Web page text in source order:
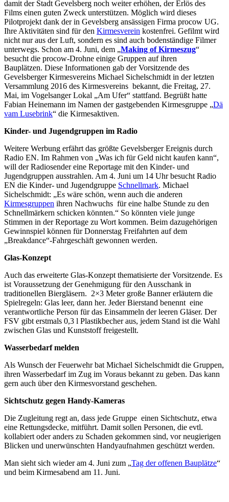
damit der Stadt Gevelsberg noch weiter erhöhen, der Erlös des
Films einen guten Zweck unterstützen. Möglich wird dieses
Pilotprojekt dank der in Gevelsberg ansässigen Firma procow UG.
Ihre Aktivitäten sind für den Kirmesverein kostenfrei. Gefilmt wird
nicht nur aus der Luft, sondern es sind auch bodenständige Filmer
unterwegs. Schon am 4. Juni, dem „Making of Kirmeszug“
besucht die procow-Drohne einige Gruppen auf ihren
Bauplätzen. Diese Informationen gab der Vorsitzende des
Gevelsberger Kirmesvereins Michael Sichelschmidt in der letzten
Versammlung 2016 des Kirmesvereins bekannt, die Freitag, 27.
Mai, im Vogelsanger Lokal „Am Ufer“ stattfand. Begrüßt hatte
Fabian Heinemann im Namen der gastgebenden Kirmesgruppe „Dä
vam Lusebrink“ die Kirmesaktiven.
Kinder- und Jugendgruppen im Radio
Weitere Werbung erfährt das größte Gevelsberger Ereignis durch
Radio EN. Im Rahmen von „Was ich für Geld nicht kaufen kann“,
will der Radiosender eine Reportage mit den Kinder- und
Jugendgruppen ausstrahlen. Am 4. Juni um 14 Uhr besucht Radio
EN die Kinder- und Jugendgruppe Schnellmark. Michael
Sichelschmidt: „Es wäre schön, wenn auch die anderen
Kirmesgruppen ihren Nachwuchs für eine halbe Stunde zu den
Schnellmärkern schicken könnten.“ So könnten viele junge
Stimmen in der Reportage zu Wort kommen. Beim dazugehörigen
Gewinnspiel können für Donnerstag Freifahrten auf dem
„Breakdance“-Fahrgeschäft gewonnen werden.
Glas-Konzept
Auch das erweiterte Glas-Konzept thematisierte der Vorsitzende. Es
ist Voraussetzung der Genehmigung für den Ausschank in
traditionellen Biergläsern. 2×3 Meter große Banner erläutern die
Spielregeln: Glas leer, dann her. Jeder Bierstand benennt eine
verantwortliche Person für das Einsammeln der leeren Gläser. Der
FSV gibt erstmals 0,3 l Plastikbecher aus, jedem Stand ist die Wahl
zwischen Glas und Kunststoff freigestellt.
Wasserbedarf melden
Als Wunsch der Feuerwehr bat Michael Sichelschmidt die Gruppen,
ihren Wasserbedarf im Zug im Voraus bekannt zu geben. Das kann
gern auch über den Kirmesvorstand geschehen.
Sichtschutz gegen Handy-Kameras
Die Zugleitung regt an, dass jede Gruppe einen Sichtschutz, etwa
eine Rettungsdecke, mitführt. Damit sollen Personen, die evtl.
kollabiert oder anders zu Schaden gekommen sind, vor neugierigen
Blicken und unerwünschten Handyaufnahmen geschützt werden.
Man sieht sich wieder am 4. Juni zum „Tag der offenen Bauplätze“
und beim Kirmesabend am 11. Juni.